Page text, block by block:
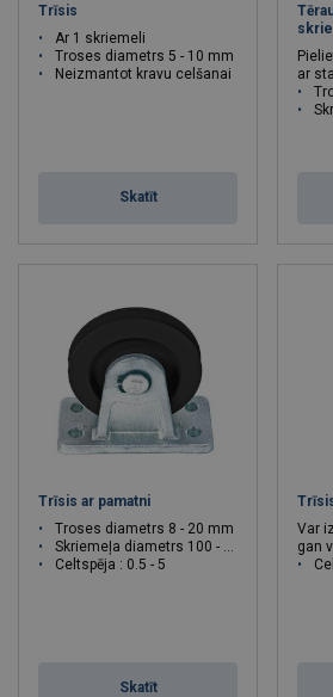
Trīsis
Ar 1 skriemeli
Troses diametrs 5 - 10 mm
Neizmantot kravu celšanai
Skatīt
ar
Trīsis ar pamatni
Troses diametrs 8 - 20 mm
Skriemeļa diametrs 100 - 275 mm
Celtspēja : 0.5 - 5
Skatīt
Var
gan